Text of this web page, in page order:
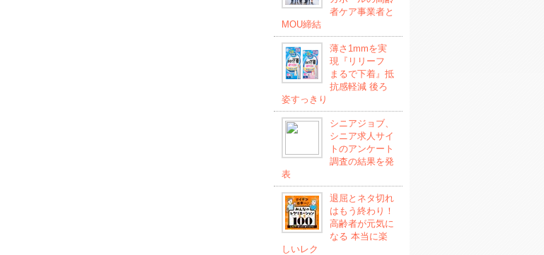
者ケア事業者と
MOU締結
薄さ1mmを実
現『リリーフ
まるで下着』抵
抗感軽減 後ろ
姿すっきり
シニアジョブ、
シニア求人サイ
トのアンケート
調査の結果を発
表
退屈とネタ切れ
はもう終わり！
高齢者が元気に
なる 本当に楽
しいレク